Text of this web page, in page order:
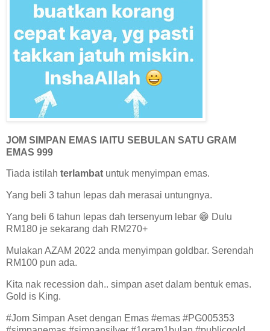
JOM SIMPAN EMAS IAITU SEBULAN SATU GRAM
EMAS 999
Tiada istilah terlambat untuk menyimpan emas.
Yang beli 3 tahun lepas dah merasai untungnya.
Yang beli 6 tahun lepas dah tersenyum lebar 😁 Dulu
RM180 je sekarang dah RM270+
Mulakan AZAM 2022 anda menyimpan goldbar. Serendah
RM100 pun ada.
Kita nak recession dah.. simpan aset dalam bentuk emas.
Gold is King.
#Jom Simpan Aset dengan Emas #emas #PG005353